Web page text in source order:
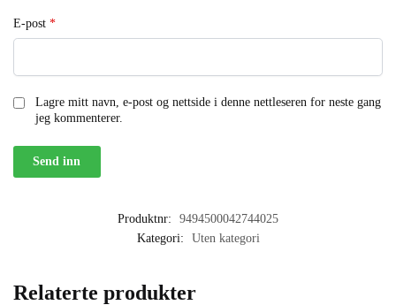
E-post *
Lagre mitt navn, e-post og nettside i denne nettleseren for neste gang
jeg kommenterer.
Produktnr:
9494500042744025
Kategori:
Uten kategori
Relaterte produkter